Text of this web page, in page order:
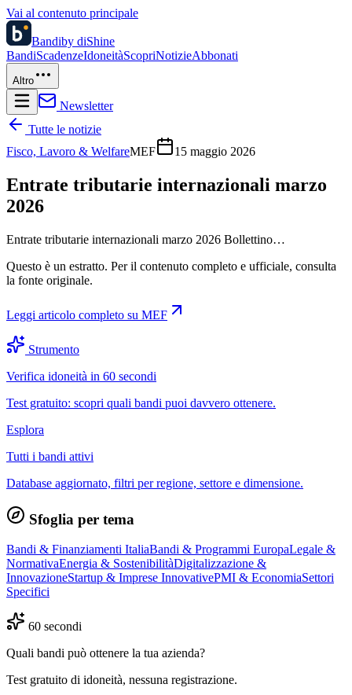
Vai al contenuto principale
Bandiby diShine
BandiScadenzeIdoneitàScopriNotizieAbbonati
Altro
Newsletter
Tutte le notizie
Fisco, Lavoro & WelfareMEF 15 maggio 2026
Entrate tributarie internazionali marzo
2026
Entrate tributarie internazionali marzo 2026 Bollettino…
Questo è un estratto. Per il contenuto completo e ufficiale, consulta
la fonte originale.
Leggi articolo completo su MEF
Strumento
Verifica idoneità in 60 secondi
Test gratuito: scopri quali bandi puoi davvero ottenere.
Esplora
Tutti i bandi attivi
Database aggiornato, filtri per regione, settore e dimensione.
Sfoglia per tema
Bandi & Finanziamenti ItaliaBandi & Programmi EuropaLegale &
NormativaEnergia & SostenibilitàDigitalizzazione &
InnovazioneStartup & Imprese InnovativePMI & EconomiaSettori
Specifici
60 secondi
Quali bandi può ottenere la tua azienda?
Test gratuito di idoneità, nessuna registrazione.